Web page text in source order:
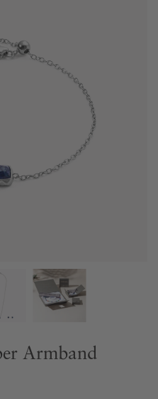
Armband